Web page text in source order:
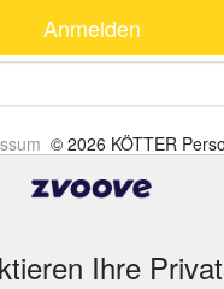
Anmelden
© 2026 KÖTTER
Ihre